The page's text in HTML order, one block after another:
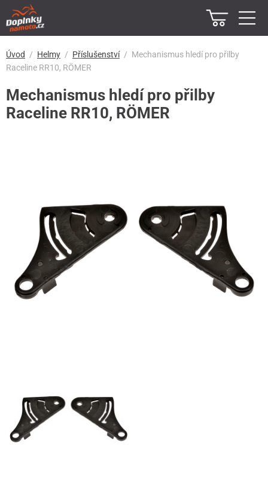
Úvod Helmy Příslušenství
Mechanismus hledí pro přilby
Raceline RR10, RÖMER
Mechanismus hledí pro přilby
Raceline RR10, RÖMER